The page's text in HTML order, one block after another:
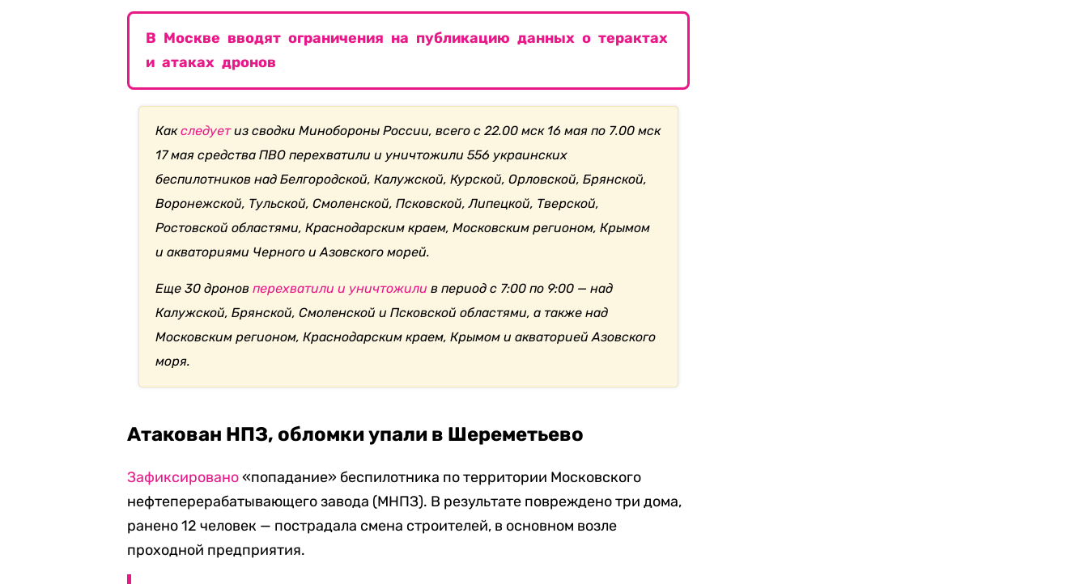
В Москве вводят ограничения на публикацию данных о терактах
и атаках дронов
Какследуетиз сводки Минобороны России, всего с 22.00 мск 16 мая по 7.00 мск
17 мая средства ПВО перехватили и уничтожили 556 украинских
беспилотников над Белгородской, Калужской, Курской, Орловской, Брянской,
Воронежской, Тульской, Смоленской, Псковской, Липецкой, Тверской,
Ростовской областями, Краснодарским краем, Московским регионом, Крымом
и акваториями Черного и Азовского морей.
Еще 30 дроновперехватили и уничтожили в период с 7:00 по 9:00 — над
Калужской, Брянской, Смоленской и Псковской областями, а также над
Московским регионом, Краснодарским краем, Крымом и акваторией Азовского
моря.
Атакован НПЗ, обломки упали в Шереметьево
Зафиксировано«попадание» беспилотника по территории Московского
нефтеперерабатывающего завода (МНПЗ). В результате повреждено три дома,
ранено 12 человек — пострадала смена строителей, в основном возле
проходной предприятия.